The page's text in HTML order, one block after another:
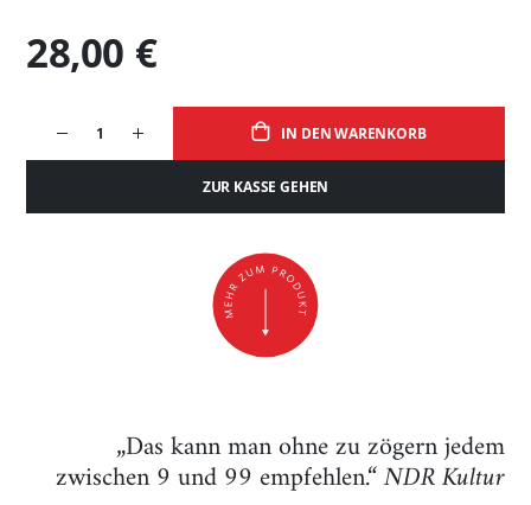
IN DEN WARENKORB
ZUR KASSE GEHEN
28,00 €
„Das kann man ohne zu zögern jedem
zwischen 9 und 99 empfehlen.“NDR Kultur